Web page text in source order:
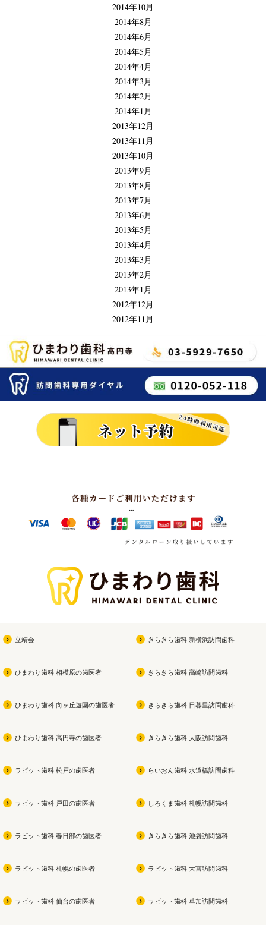
2014年10月
2014年8月
2014年6月
2014年5月
2014年4月
2014年3月
2014年2月
2014年1月
2013年12月
2013年11月
2013年10月
2013年9月
2013年8月
2013年7月
2013年6月
2013年5月
2013年4月
2013年3月
2013年2月
2013年1月
2012年12月
2012年11月
立靖会
ひまわり歯科 相模原の歯医者
ひまわり歯科 向ヶ丘遊園の歯医者
ひまわり歯科 高円寺の歯医者
ラビット歯科 松戸の歯医者
ラビット歯科 戸田の歯医者
ラビット歯科 春日部の歯医者
ラビット歯科 札幌の歯医者
ラビット歯科 仙台の歯医者
きらきら歯科 新横浜訪問歯科
きらきら歯科 高崎訪問歯科
きらきら歯科 日暮里訪問歯科
きらきら歯科 大阪訪問歯科
らいおん歯科 水道橋訪問歯科
しろくま歯科 札幌訪問歯科
きらきら歯科 池袋訪問歯科
ラビット歯科 大宮訪問歯科
ラビット歯科 草加訪問歯科